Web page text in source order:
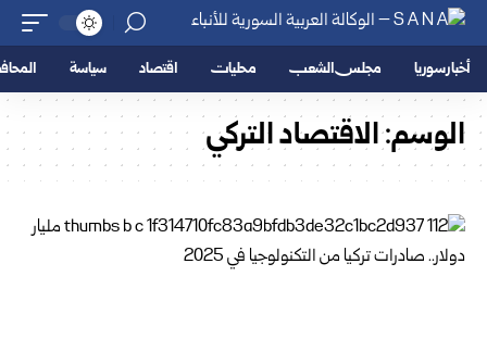
أخبار سوريا مجلس الشعب محليات اقتصاد سياسة
الوسم:الاقتصاد التركي